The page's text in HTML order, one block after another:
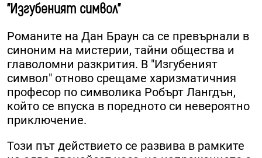
"Изгубеният символ"
Романите на Дан Браун са се превърнали в
синоним на мистерии, тайни общества и
главоломни разкрития. В "Изгубеният
символ" отново срещаме харизматичния
професор по символика Робърт Лангдън,
който се впуска в поредното си невероятно
приключение.
Този път действието се развива в рамките